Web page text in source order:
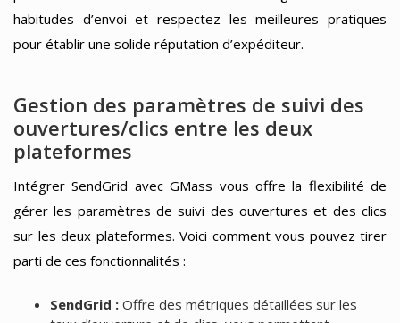
habitudes d’envoi et respectez les meilleures pratiques
pour établir une solide réputation d’expéditeur.
Gestion des paramètres de suivi des
ouvertures/clics entre les deux
plateformes
Intégrer SendGrid avec GMass vous offre la flexibilité de
gérer les paramètres de suivi des ouvertures et des clics
sur les deux plateformes. Voici comment vous pouvez tirer
parti de ces fonctionnalités :
SendGrid :Offre des métriques détaillées sur les